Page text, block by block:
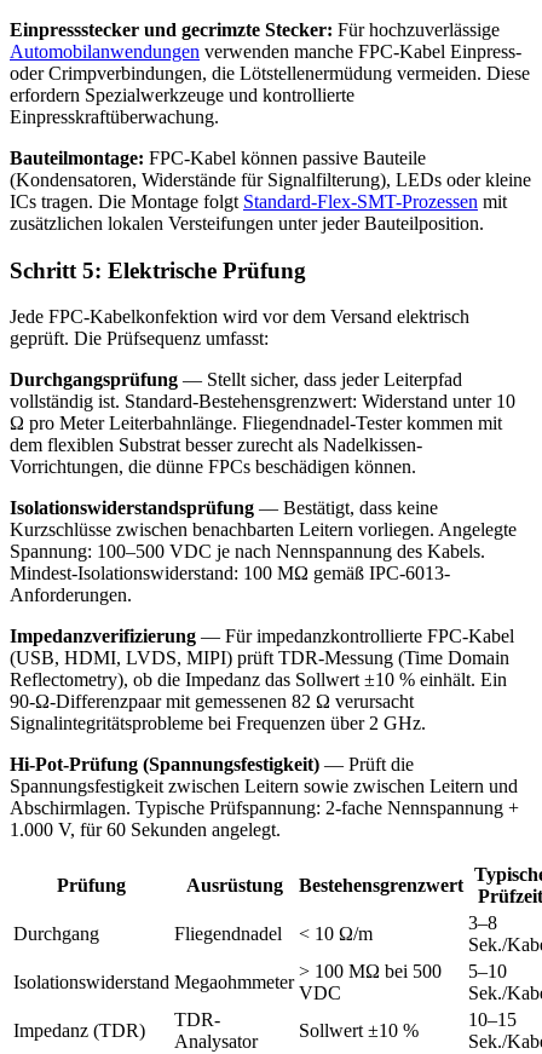
Einpressstecker und gecrimzte Stecker: Für hochzuverlässige
Automobilanwendungen verwenden manche FPC-Kabel Einpress-
oder Crimpverbindungen, die Lötstellenermüdung vermeiden. Diese
erfordern Spezialwerkzeuge und kontrollierte
Einpresskraftüberwachung.
Bauteilmontage: FPC-Kabel können passive Bauteile
(Kondensatoren, Widerstände für Signalfilterung), LEDs oder kleine
ICs tragen. Die Montage folgt Standard-Flex-SMT-Prozessen mit
zusätzlichen lokalen Versteifungen unter jeder Bauteilposition.
Schritt 5: Elektrische Prüfung
Jede FPC-Kabelkonfektion wird vor dem Versand elektrisch
geprüft. Die Prüfsequenz umfasst:
Durchgangsprüfung — Stellt sicher, dass jeder Leiterpfad
vollständig ist. Standard-Bestehensgrenzwert: Widerstand unter 10
Ω pro Meter Leiterbahnlänge. Fliegendnadel-Tester kommen mit
dem flexiblen Substrat besser zurecht als Nadelkissen-
Vorrichtungen, die dünne FPCs beschädigen können.
Isolationswiderstandsprüfung — Bestätigt, dass keine
Kurzschlüsse zwischen benachbarten Leitern vorliegen. Angelegte
Spannung: 100–500 VDC je nach Nennspannung des Kabels.
Mindest-Isolationswiderstand: 100 MΩ gemäß IPC-6013-
Anforderungen.
Impedanzverifizierung — Für impedanzkontrollierte FPC-Kabel
(USB, HDMI, LVDS, MIPI) prüft TDR-Messung (Time Domain
Reflectometry), ob die Impedanz das Sollwert ±10 % einhält. Ein
90-Ω-Differenzpaar mit gemessenen 82 Ω verursacht
Signalintegritätsprobleme bei Frequenzen über 2 GHz.
Hi-Pot-Prüfung (Spannungsfestigkeit) — Prüft die
Spannungsfestigkeit zwischen Leitern sowie zwischen Leitern und
Abschirmlagen. Typische Prüfspannung: 2-fache Nennspannung +
1.000 V, für 60 Sekunden angelegt.
Prüfung Ausrüstung Bestehensgrenzwert
Prüfzeit
Durchgang
Fliegendnadel < 10 Ω/m
3–8
Sek./
Isolationswiderstand Megaohmmeter
> 100 MΩ bei 500
VDC
5–10
Sek./
Impedanz (TDR)
TDR-
Analysator
Sollwert ±10 %
10–15
Sek./